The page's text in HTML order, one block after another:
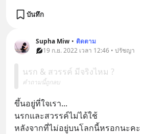
บันทึก
Supha Miw • ติดตาม
19 ก.ย. 2022 เวลา 12:46 • ปรัชญา
นรก & สวรรค์ มีจริงไหม ?
คำถามนี้ถูกลบ
ขึ้นอยู่ที่ใจเรา...
นรกและสวรรค์ไม่ได้ใช้
หลังจากที่ไม่อยู่บนโลกนี้หรอกนะคะ